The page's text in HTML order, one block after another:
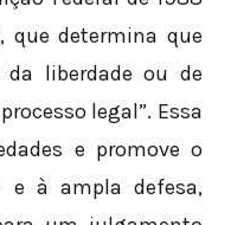
que determina que
da liberdade ou de
legal”. Essa
e promove o
e à ampla defesa,